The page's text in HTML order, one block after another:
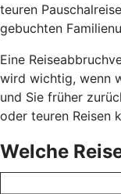
teuren
gebuchten
Eine
wird wichtig, wenn
und Sie früher
oder teuren Reisen
Welche